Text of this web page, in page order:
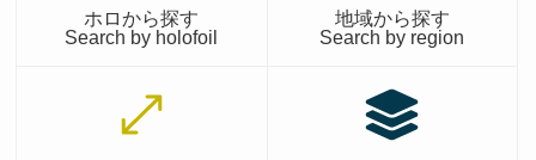
ホロから探す
Search by holofoil
地域から探す
Search by region